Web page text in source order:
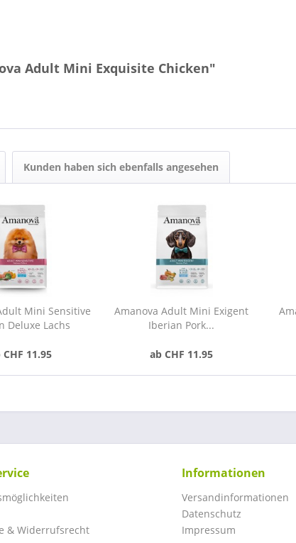
Adult Mini Exquisite Chicken"
Kunden haben sich ebenfalls angesehen
Mini Sensitive
Deluxe Lachs
CHF 11.95
Amanova Adult Mini Exigent
Iberian Pork...
ab CHF 11.95
& Widerrufsrecht
Informationen
Versandinformationen
Datenschutz
Impressum